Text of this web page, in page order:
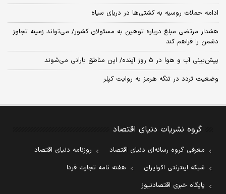
ادامه حملات روسیه به کشتی‌ها در دریای سیاه
هشدار مرتضی مبلغ درباره توهین به مسئولان کشور/ می‌تواند زمینه تجاوز
دشمن را فراهم کند
پیش‌بینی آب و هوا در 5 روز آینده/ این مناطق بارانی می‌شوند
وضعیت تردد در تنگه هرمز به روایت کپلر
گروه نشریات دنیای اقتصاد
معرفی گروه رسانه‌ای دنیای اقتصاد
روزنامه دنیای اقتصاد
شبکه اینترنتی اکوایران
هفته نامه تجارت فردا
پایگاه خبری اقتصادنیوز